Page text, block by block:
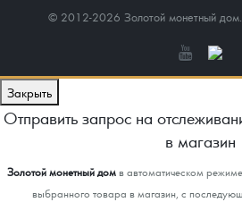
© 2012-2026 Золотой монетный
Закрыть
Отправить запрос на
в магазин
Золотой монетный домв автоматическом
выбранного товара в магазин, с